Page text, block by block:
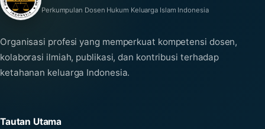
Perkumpulan Dosen Hukum Keluarga Islam Indonesia
Organisasi profesi yang memperkuat kompetensi dosen,
kolaborasi ilmiah, publikasi, dan kontribusi terhadap
ketahanan keluarga Indonesia.
Tautan Utama